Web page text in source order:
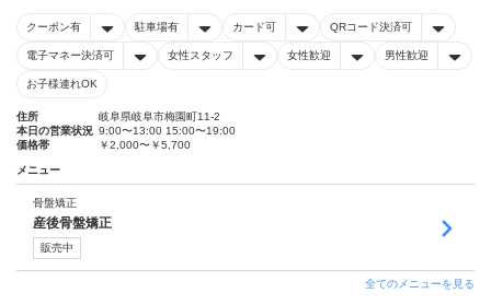
クーポン有 駐車場有 カード可 QRコード決済可
電子マネー決済可 女性スタッフ 女性歓迎 男性歓迎
お子様連れOK
住所
岐阜県岐阜市梅園町11-2
本日の営業状況 9:00〜13:00 15:00〜19:00
価格帯
￥2,000〜￥5,700
メニュー
骨盤矯正
産後骨盤矯正
販売中
全てのメニューを見る